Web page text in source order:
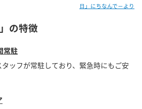
日」にちなんで－より
の特徴
常駐
ッフが常駐しており、緊急時にもご安